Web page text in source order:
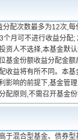
配次数最多为12次,
月可不进行收益分
资人不选择,本基金默
基金份额收益分配金
收益将有所不同。本
影响的前提下,基金管
原则,不需召开基金
于混合型基金、债券